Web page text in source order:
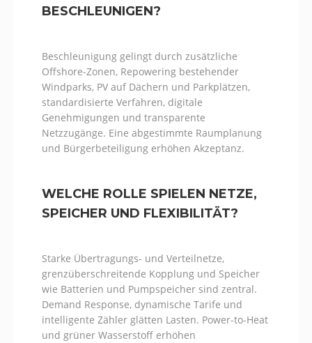
BESCHLEUNIGEN?
Beschleunigung gelingt durch zusätzliche
Offshore-Zonen, Repowering bestehender
Windparks, PV auf Dächern und Parkplätzen,
standardisierte Verfahren, digitale
Genehmigungen und transparente
Netzzugänge. Eine abgestimmte Raumplanung
und Bürgerbeteiligung erhöhen Akzeptanz.
WELCHE ROLLE SPIELEN NETZE,
SPEICHER UND FLEXIBILITÄT?
Starke Übertragungs- und Verteilnetze,
grenzüberschreitende Kopplung und Speicher
wie Batterien und Pumpspeicher sind zentral.
Demand Response, dynamische Tarife und
intelligente Zähler glätten Lasten. Power-to-Heat
und grüner Wasserstoff erhöhen